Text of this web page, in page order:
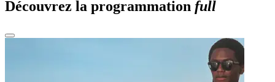
Découvrez la programmation full